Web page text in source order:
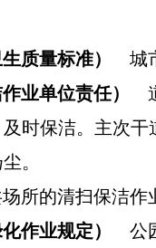
质量标准）
城
业单位责任）
时保洁。 主次干
。
所的清扫保洁
作业规定）
公